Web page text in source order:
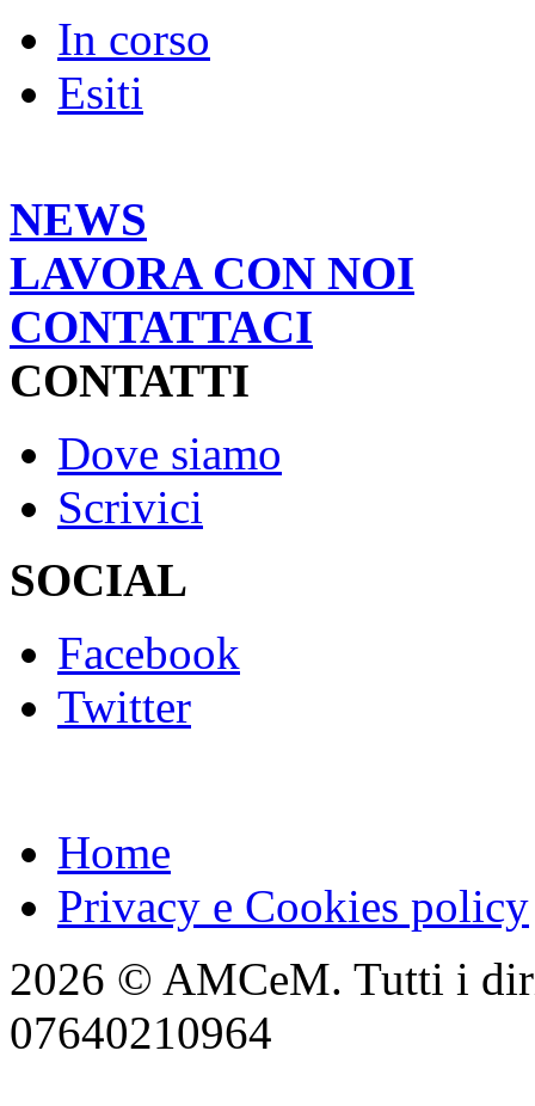
In corso
Esiti
NEWS
LAVORA CON NOI
CONTATTACI
CONTATTI
Dove siamo
Scrivici
SOCIAL
Facebook
Twitter
Home
Privacy e Cookies policy
2026 © AMCeM. Tutti i
07640210964